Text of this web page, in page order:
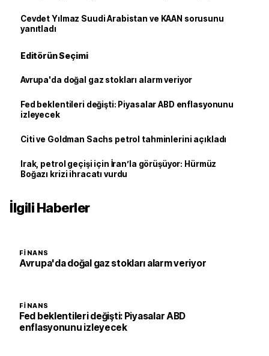
Cevdet Yılmaz Suudi Arabistan ve KAAN sorusunu
yanıtladı
Editörün Seçimi
Avrupa'da doğal gaz stokları alarm veriyor
Fed beklentileri değişti: Piyasalar ABD enflasyonunu
izleyecek
Citi ve Goldman Sachs petrol tahminlerini açıkladı
Irak, petrol geçişi için İran’la görüşüyor: Hürmüz
Boğazı krizi ihracatı vurdu
İlgili Haberler
FINANS
Avrupa'da doğal gaz stokları alarm veriyor
FINANS
Fed beklentileri değişti: Piyasalar ABD
enflasyonunu izleyecek